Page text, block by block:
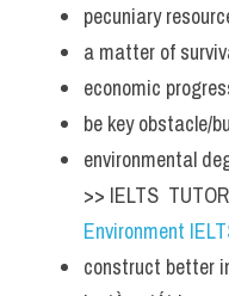
pecuniary
a matter of
economic
be key obstacle/
environmental
>> IELTS
Environment
construct better